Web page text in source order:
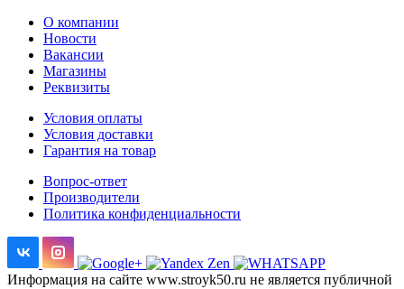
О компании
Новости
Вакансии
Магазины
Реквизиты
Условия оплаты
Условия доставки
Гарантия на товар
Вопрос-ответ
Производители
Политика конфиденциальности
Информация на сайте www.stroyk50.ru не является публичной